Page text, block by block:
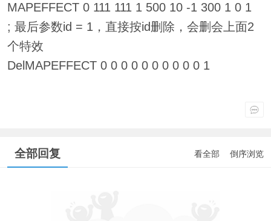
MAPEFFECT 0 111 111 1 500 10 -1 300 1 0 1
; 最后参数id = 1，直接按id删除，会删会上面2
个特效
DelMAPEFFECT 0 0 0 0 0 0 0 0 0 0 1
全部回复 看全部 倒序浏览